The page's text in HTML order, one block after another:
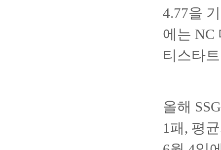
4.77을
에는 NC
티스타
올해
1패, 평